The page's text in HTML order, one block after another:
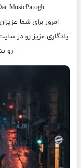
MusicPatogh
امروز برای شما
یادگاری عزیز رو در
رو